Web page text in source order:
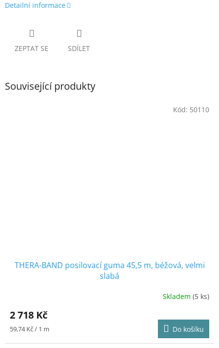
Detailní informace
ZEPTAT SE SDÍLET
Související produkty
THERA-BAND posilovací guma 45,5 m, béžová, velmi
slabá
Skladem (5 ks)
2 718 Kč
Měrná
59,74 Kč / 1 m Do košíku
Kód: 50110